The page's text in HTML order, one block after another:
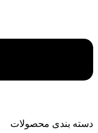
دسته‌ بندی محصولات